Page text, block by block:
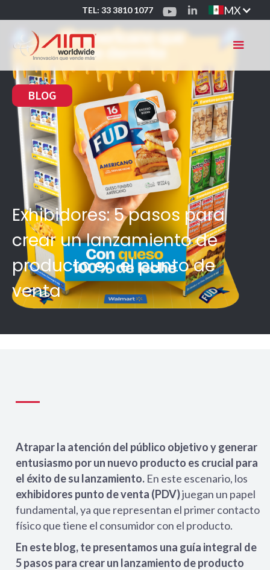
TEL: 33 3810 1077 MX
BLOG
Exhibidores: 5 pasos para
crear un lanzamiento de
producto en el punto de
venta
Atrapar la atención del público objetivo y generar
entusiasmo por un nuevo producto es crucial para
el éxito de su lanzamiento. En este escenario, los
exhibidores punto de venta (PDV)juegan un papel
fundamental, ya que representan el primer contacto
físico que tiene el consumidor con el producto.
En este blog, te presentamos una guía integral de
5 pasos para crear un lanzamiento de producto